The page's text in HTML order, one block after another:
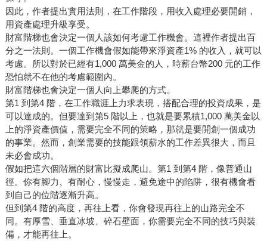
因此，作者提出實用法則，在工作階段，用收入處理必要開銷，
用資產處理升級享受。
財富階梯也會決定一個人該如何考慮工作機會。這裡作者提出百
分之一法則。一個工作機會假如能帶來淨資產1% 的收入，就可以
考慮。所以對於已經有1,000 萬美金的人，時薪台幣200 元的工作
恐怕就不在他的考慮範圍內。
財富階梯也會決定一個人向上攀爬的方式。
第1 到第4 階，在工作職涯上力求表現，搭配合理的投資成果，是
可以達成的。但要達到第5 階以上，也就是要累積1,000 萬美金以
上的淨資產價值，需要完全不同的策略，那就是要開創一個成功
的事業。然而，創業需要的技能跟領薪水的工作差異很大，而且
未必會成功。
假如把這六個階層的財富比擬成爬山。第1 到第4 階，像普通山
徑。你有腳力、有耐心，慢慢走，避免途中的陷阱，很有機會看
到自己的位階逐漸升高。
但到第4 階的高度，再往上看，你會發現再往上的山路完全不
同。有厚雪、垂直冰坡、碎石壁面，你需要完全不同的技巧與裝
備，才能再往上。